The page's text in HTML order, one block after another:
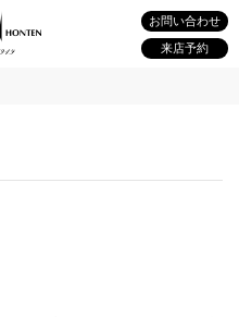
お問い合わせ
来店予約